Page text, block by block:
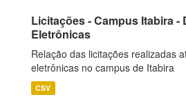
Licitações - Campus Itabira -
Eletrônicas
Relação das licitações realizadas
eletrônicas no campus de Itabira
CSV